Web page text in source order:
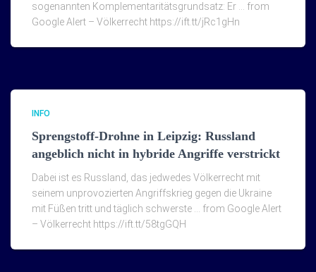
sogenannten Komplementaritätsgrundsatz: Er … from
Google Alert – Völkerrecht https://ift.tt/jRc1gHn
INFO
Sprengstoff-Drohne in Leipzig: Russland
angeblich nicht in hybride Angriffe verstrickt
Dabei ist es Russland, das jedwedes Völkerrecht mit
seinem unprovozierten Angriffskrieg gegen die Ukraine
mit Füßen tritt und täglich schwerste … from Google Alert
– Völkerrecht https://ift.tt/58tgGQH